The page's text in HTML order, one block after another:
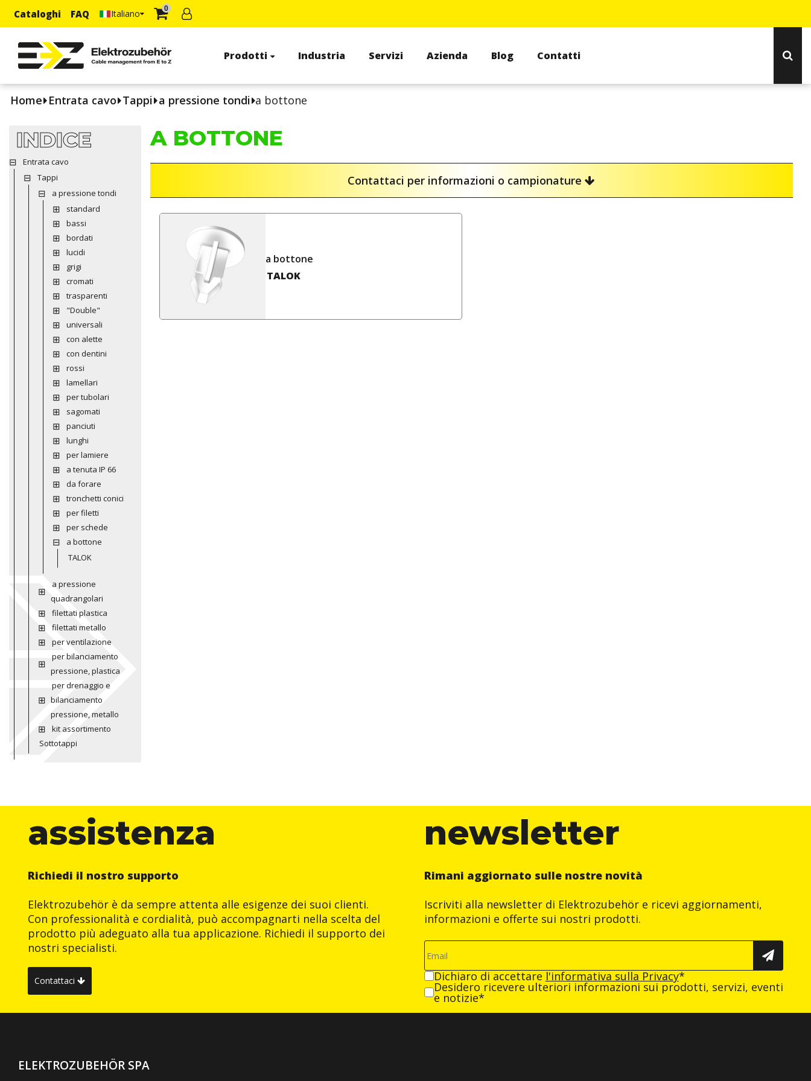
Cataloghi FAQ Italiano 0
Prodotti Industria Servizi Azienda Blog Contatti
Home Entrata cavo Tappi a pressione tondi a bottone
INDICE
Entrata cavo
Tappi
a pressione tondi
standard
bassi
bordati
lucidi
grigi
cromati
trasparenti
"Double"
universali
con alette
con dentini
rossi
lamellari
per tubolari
sagomati
panciuti
lunghi
per lamiere
a tenuta IP 66
da forare
tronchetti conici
per filetti
per schede
a bottone
TALOK
a pressione
quadrangolari
filettati plastica
filettati metallo
per ventilazione
per bilanciamento
pressione, plastica
per drenaggio e
bilanciamento
pressione, metallo
kit assortimento
Sottotappi
A BOTTONE
Contattaci per informazioni o campionature
a bottone
TALOK
assistenza
Richiedi il nostro supporto
Elektrozubehör è da sempre attenta alle esigenze dei suoi clienti.
Con professionalità e cordialità, può accompagnarti nella scelta del
prodotto più adeguato alla tua applicazione. Richiedi il supporto dei
nostri specialisti.
Contattaci
newsletter
Rimani aggiornato sulle nostre novità
Iscriviti alla newsletter di Elektrozubehör e ricevi aggiornamenti,
informazioni e offerte sui nostri prodotti.
Dichiaro di accettare l'informativa sulla Privacy*
Desidero ricevere ulteriori informazioni sui prodotti, servizi, eventi
e notizie*
ELEKTROZUBEHÖR SPA